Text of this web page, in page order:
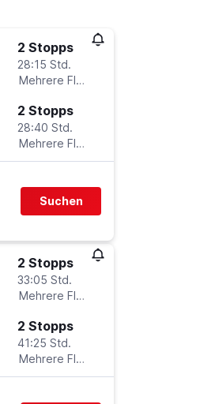
2 Stopps
28:15 Std.
Mehrere Fluglinien
2 Stopps
28:40 Std.
Mehrere Fluglinien
Suchen
2 Stopps
33:05 Std.
Mehrere Fluglinien
2 Stopps
41:25 Std.
Mehrere Fluglinien